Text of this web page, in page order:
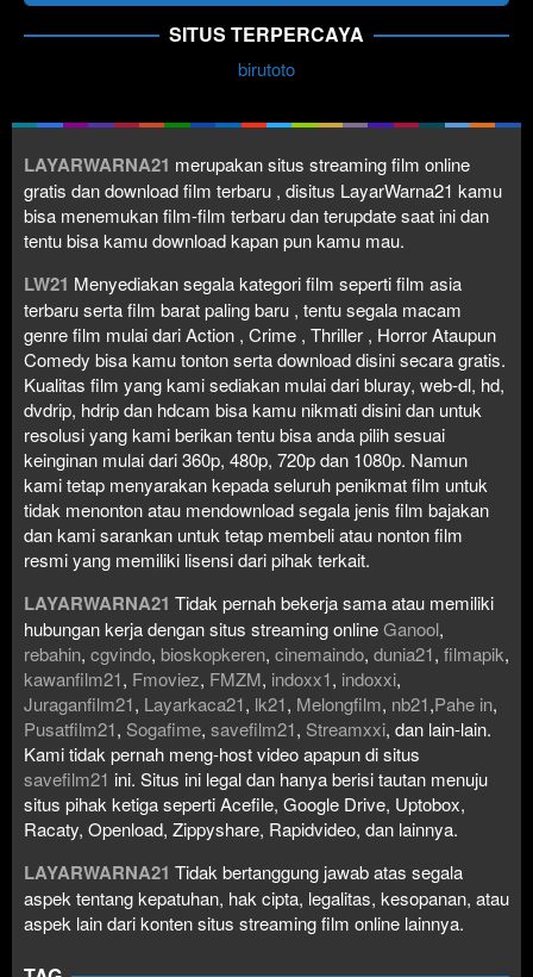
SITUS TERPERCAYA
birutoto
LAYARWARNA21 merupakan situs streaming film online
gratis dan download film terbaru , disitus LayarWarna21 kamu
bisa menemukan film-film terbaru dan terupdate saat ini dan
tentu bisa kamu download kapan pun kamu mau.
LW21 Menyediakan segala kategori film seperti film asia
terbaru serta film barat paling baru , tentu segala macam
genre film mulai dari Action , Crime , Thriller , Horror Ataupun
Comedy bisa kamu tonton serta download disini secara gratis.
Kualitas film yang kami sediakan mulai dari bluray, web-dl, hd,
dvdrip, hdrip dan hdcam bisa kamu nikmati disini dan untuk
resolusi yang kami berikan tentu bisa anda pilih sesuai
keinginan mulai dari 360p, 480p, 720p dan 1080p. Namun
kami tetap menyarakan kepada seluruh penikmat film untuk
tidak menonton atau mendownload segala jenis film bajakan
dan kami sarankan untuk tetap membeli atau nonton film
resmi yang memiliki lisensi dari pihak terkait.
LAYARWARNA21 Tidak pernah bekerja sama atau memiliki
hubungan kerja dengan situs streaming onlineGanool,
rebahin, cgvindo, bioskopkeren, cinemaindo, dunia21, filmapik,
kawanfilm21, Fmoviez, FMZM, indoxx1, indoxxi,
Juraganfilm21, Layarkaca21, lk21, Melongfilm, nb21,Pahe in,
Pusatfilm21, Sogafime, savefilm21, Streamxxi, dan lain-lain.
Kami tidak pernah meng-host video apapun di situs
savefilm21 ini. Situs ini legal dan hanya berisi tautan menuju
situs pihak ketiga seperti Acefile, Google Drive, Uptobox,
Racaty, Openload, Zippyshare, Rapidvideo, dan lainnya.
LAYARWARNA21 Tidak bertanggung jawab atas segala
aspek tentang kepatuhan, hak cipta, legalitas, kesopanan, atau
aspek lain dari konten situs streaming film online lainnya.